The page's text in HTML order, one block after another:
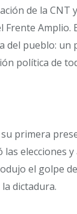
de la CNT
Amplio.
del pueblo: un
política de
primera
elecciones
el golpe
dictadura.